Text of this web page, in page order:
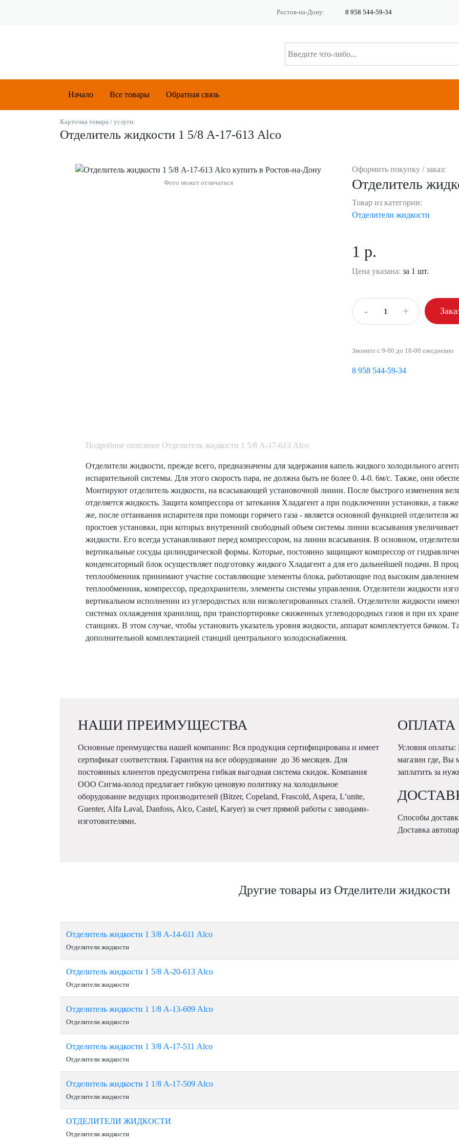
Ростов-на-Дону: 8 958 544-59-34
Начало Все товары Обратная связь
Карточка товара / услуги:
Отделитель жидкости 1 5/8 А-17-613 Alco
Фото может отличаться
Оформить покупку / заказ:
Отделитель
Товар из категории:
Отделители жидкости
1 р.
Цена указана: за 1 шт.
- +
Звоните с 9-00 до 18-00 ежедневно
8 958 544-59-34
Подробное описание Отделитель жидкости 1 5/8 А-17-613 Alco
Отделители жидкости, прежде всего, предназначены для задержания капель жидкого холодильного
испарительной системы. Для этого скорость пара, не должна быть не более 0. 4-0. 6м/с. Также, они
Монтируют отделитель жидкости, на всасывающей установочной линии. После быстрого изменения
отделяется жидкость. Защита компрессора от затекания Хладагент а при подключении установки, а
же, после оттаивания испарителя при помощи горячего газа - является основной функцией отделителя
простоев установки, при которых внутренний свободный объем системы линии всасывания
жидкости. Его всегда устанавливают перед компрессором, на линии всасывания. В основном,
вертикальные сосуды цилиндрической формы. Которые, постоянно защищают компрессор от
конденсаторный блок осуществляет подготовку жидкого Хладагент а для его дальнейшей подачи. В
теплообменник принимают участие составляющие элементы блока, работающие под высоким
теплообменник, компрессор, предохранители, элементы системы управления. Отделители жидкости
вертикальном исполнении из углеродистых или низколегированных сталей. Отделители жидкости
системах охлаждения хранилищ, при транспортировке сжиженных углеводородных газов и при их
станциях. В этом случае, чтобы установить указатель уровня жидкости, аппарат комплектуется бачком.
дополнительной комплектацией станций центрального холодоснабжения.
НАШИ ПРЕИМУЩЕСТВА
Основные преимущества нашей компании: Вся продукция сертифицирована и имеет
сертификат соответствия. Гарантия на все оборудование до 36 месяцев. Для
постоянных клиентов предусмотрена гибкая выгодная система скидок. Компания
ООО Сигма-холод предлагает гибкую ценовую политику на холодильное
оборудование ведущих производителей (Bitzer, Copeland, Frascold, Aspera, L’unite,
Guenter, Alfa Laval, Danfoss, Alco, Castel, Karyer) за счет прямой работы с заводами-
изготовителями.
ОПЛАТА
Условия
магазин где, Вы
заплатить за
Способы
Доставка
Другие товары из Отделители жидкости
Отделитель жидкости 1 3/8 А-14-611 Alco
Отделители жидкости
Отделитель жидкости 1 5/8 А-20-613 Alco
Отделители жидкости
Отделитель жидкости 1 1/8 А-13-609 Alco
Отделители жидкости
Отделитель жидкости 1 3/8 А-17-511 Alco
Отделители жидкости
Отделитель жидкости 1 1/8 А-17-509 Alco
Отделители жидкости
ОТДЕЛИТЕЛИ ЖИДКОСТИ
Отделители жидкости